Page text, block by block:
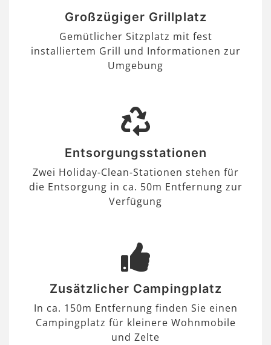
Großzügiger Grillplatz
Gemütlicher Sitzplatz mit fest
installiertem Grill und Informationen zur
Umgebung
Entsorgungsstationen
Zwei Holiday-Clean-Stationen stehen für
die Entsorgung in ca. 50m Entfernung zur
Verfügung
Zusätzlicher Campingplatz
In ca. 150m Entfernung finden Sie einen
Campingplatz für kleinere Wohnmobile
und Zelte